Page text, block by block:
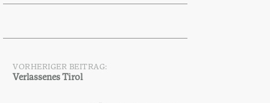
Beitragsnavigation
VORHERIGER BEITRAG:
Verlassenes Tirol